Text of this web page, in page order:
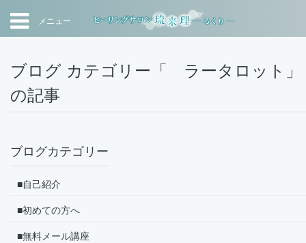
メニュー
ブログ カテゴリー「 ラータロット」
の記事
ブログカテゴリー
■自己紹介
■初めての方へ
■無料メール講座